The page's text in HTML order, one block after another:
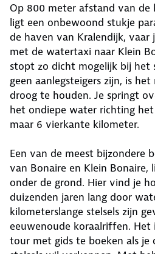
Op 800 meter afstand van de
ligt een onbewoond stukje
de haven van Kralendijk, vaar
met de watertaxi naar Klein
stopt zo dicht mogelijk bij het
geen aanlegsteigers zijn, is
droog te houden. Je springt
het ondiepe water richting
maar 6 vierkante kilometer.
Een van de meest bijzondere
van Bonaire en Klein
onder de grond. Hier vind je
duizenden jaren lang door
kilometerslange stelsels zijn
eeuwenoude koraalriffen. Het
tour met gids te boeken als je